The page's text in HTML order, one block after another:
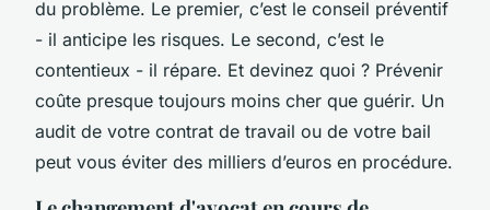
du problème. Le premier, c’est le conseil préventif
- il anticipe les risques. Le second, c’est le
contentieux - il répare. Et devinez quoi ? Prévenir
coûte presque toujours moins cher que guérir. Un
audit de votre contrat de travail ou de votre bail
peut vous éviter des milliers d’euros en procédure.